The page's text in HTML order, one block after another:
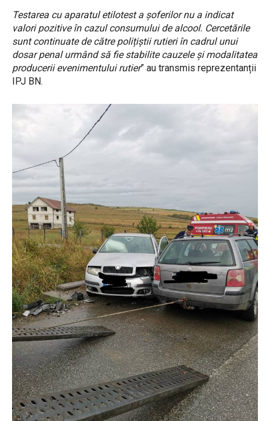
Testarea cu aparatul etilotest a șoferilor nu a indicat
valori pozitive în cazul consumului de alcool. Cercetările
sunt continuate de către polițiștii rutieri în cadrul unui
dosar penal urmând să fie stabilite cauzele și modalitatea
producerii evenimentului rutier” au transmis reprezentanții
IPJ BN.